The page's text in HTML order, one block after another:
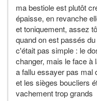
ma bestiole est plutôt
épaisse, en revanche
et toniquement, assez
quand on est passés
c'était pas simple : le
changer, mais le face à
a fallu essayer pas mal
et les sièges boucliers
vachement trop grands